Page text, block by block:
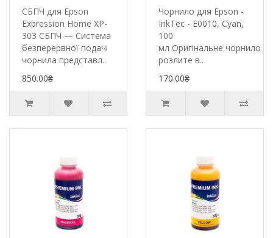
СБПЧ для Epson
Expression Home XP-
303 СБПЧ — Система
безперервної подачі
чорнила представл..
850.00₴
Чорнило для Epson -
InkTec - E0010, Cyan,
100
мл Оригінальне чорнило
розлите в..
170.00₴